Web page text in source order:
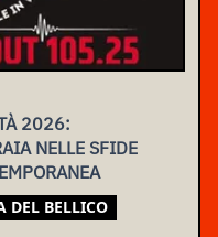
2026:
NELLE SFIDE
DEL BELLICO